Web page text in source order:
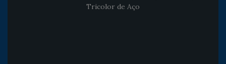
Tricolor de Aço